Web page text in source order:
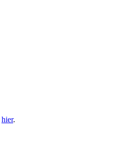
hier.